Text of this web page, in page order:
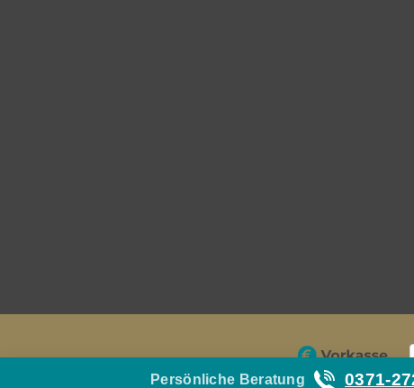
Persönliche Beratung 0371-